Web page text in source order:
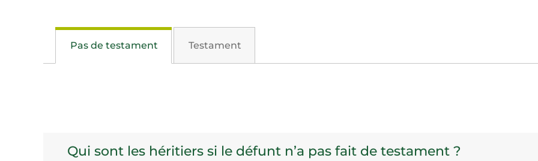
Pas de testament Testament
Qui sont les héritiers si le défunt n’a pas fait de testament ?